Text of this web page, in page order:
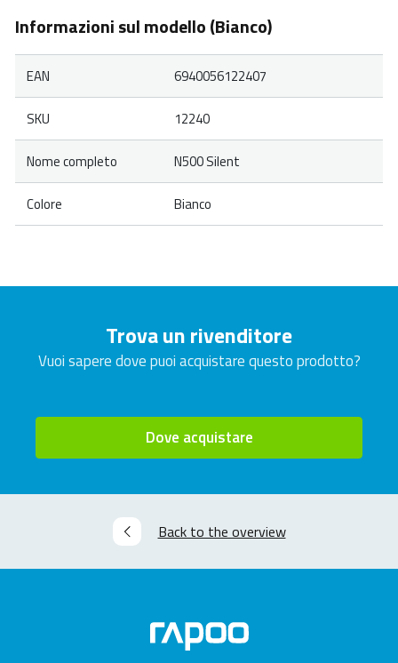
Informazioni sul modello (Bianco)
EAN 6940056122407
SKU 12240
Nome completo N500 Silent
Colore Bianco
Trova un rivenditore
Vuoi sapere dove puoi acquistare questo prodotto?
Dove acquistare
Back to the overview